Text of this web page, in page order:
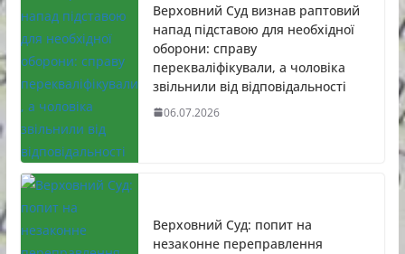
Верховний Суд визнав раптовий
напад підставою для необхідної
оборони: справу
перекваліфікували, а чоловіка
звільнили від відповідальності
06.07.2026
Верховний Суд: попит на
незаконне переправлення